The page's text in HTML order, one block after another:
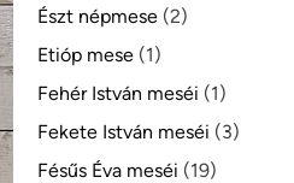
Észt népmese (2)
Etióp mese (1)
Fehér István meséi (1)
Fekete István meséi (3)
Fésűs Éva meséi (19)